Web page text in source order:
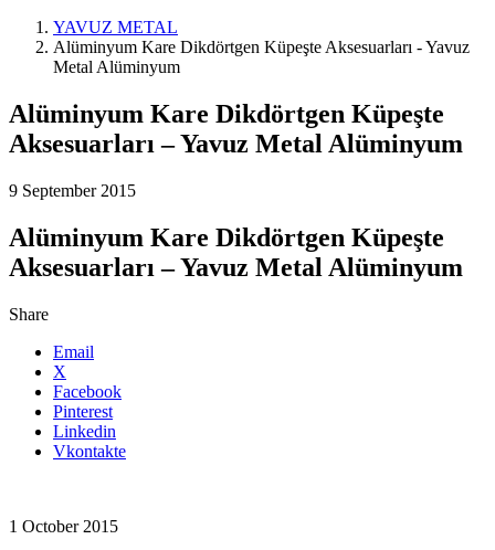
YAVUZ METAL
Alüminyum Kare Dikdörtgen Küpeşte Aksesuarları - Yavuz
Metal Alüminyum
Alüminyum Kare Dikdörtgen Küpeşte
Aksesuarları – Yavuz Metal Alüminyum
9 September 2015
Alüminyum Kare Dikdörtgen Küpeşte
Aksesuarları – Yavuz Metal Alüminyum
Share
Email
X
Facebook
Pinterest
Linkedin
Vkontakte
1 October 2015